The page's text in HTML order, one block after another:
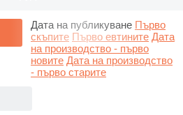
Дата на публикуване Първо
скъпите Първо евтините Дата
на производство - първо
новите Дата на производство
- първо старите